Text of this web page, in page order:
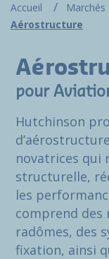
Accueil Marchés
Aérostructure
pour
Hutchinson
novatrices qui
structurelle,
les
comprend des
radômes, des
fixation, ainsi